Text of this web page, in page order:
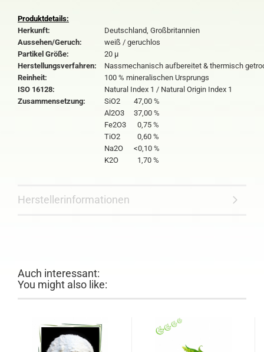
Produktdetails:
Herkunft:
Deutschland, Großbritannien
Aussehen/Geruch:
weiß / geruchlos
Partikel Größe:
20 µ
Herstellungsverfahren:
Nassmechanisch aufbereitet & thermisch
Reinheit:
100 % mineralischen Ursprungs
ISO 16128:
Natural Index 1 / Natural Origin Index 1
Zusammensetzung:
SiO2
47,00 %
Al2O3
37,00 %
Fe2O3
0,75 %
TiO2
0,60 %
Na2O
<0,10 %
K2O
1,70 %
Herstellerinformationen
Auch interessant:
You might also like: